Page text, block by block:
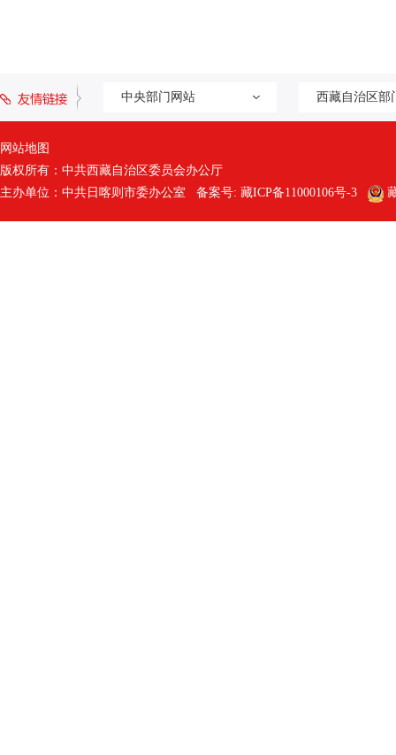
中央部门网站 西藏自治区部
网站地图
版权所有：中共西藏自治区委员会办公厅
主办单位：中共日喀则市委办公室 备案号: 藏ICP备11000106号-3